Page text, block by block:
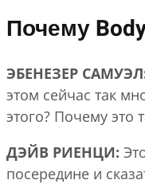
Почему
ЭБЕНЕЗЕР
этом сейчас так
этого? Почему это
ДЭЙВ РИЕНЦИ:
посередине и